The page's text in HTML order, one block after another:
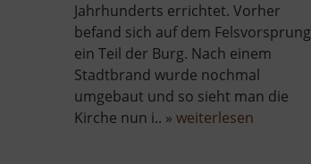
Jahrhunderts errichtet. Vorher
befand sich auf dem Felsvorsprung
ein Teil der Burg. Nach einem
Stadtbrand wurde nochmal
umgebaut und so sieht man die
Kirche nun i.. »weiterlesen